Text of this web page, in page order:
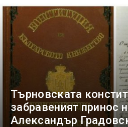
Търновската
забравеният принос
Александър